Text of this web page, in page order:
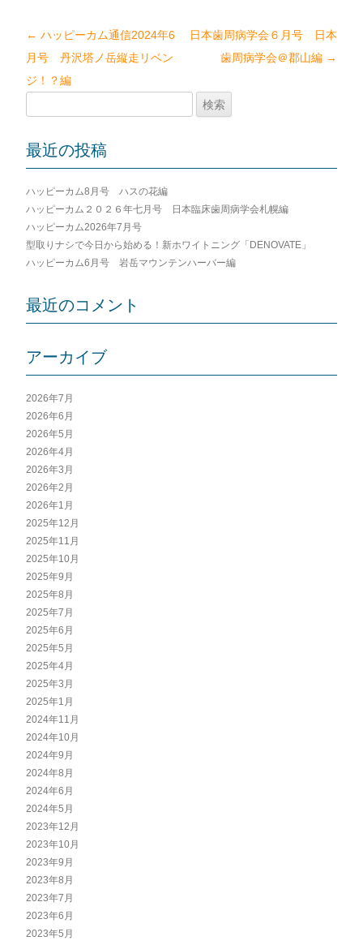
投
稿
ナ
ビ
ー
ョ
ン
← ハッピーカム通信2024年6
月号 丹沢塔ノ岳縦走リベン
ジ！？編
日本歯周病学会６月号 日本
歯周病学会＠郡山編 →
最近の投稿
ハッピーカム8月号 ハスの花編
ハッピーカム２０２６年七月号 日本臨床歯周病学会札幌編
ハッピーカム2026年7月号
型取りナシで今日から始める！新ホワイトニング「DENOVATE」
ハッピーカム6月号 岩岳マウンテンハーバー編
最近のコメント
アーカイブ
2026年7月
2026年6月
2026年5月
2026年4月
2026年3月
2026年2月
2026年1月
2025年12月
2025年11月
2025年10月
2025年9月
2025年8月
2025年7月
2025年6月
2025年5月
2025年4月
2025年3月
2025年1月
2024年11月
2024年10月
2024年9月
2024年8月
2024年6月
2024年5月
2023年12月
2023年10月
2023年9月
2023年8月
2023年7月
2023年6月
2023年5月